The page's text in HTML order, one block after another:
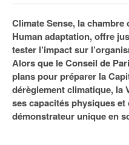
Institutions
Services urbains
Emploi
Attractivité
Innovation
Transport
75
77
Carnet
Nominations
Portraits
Agenda
Les Assises du Grand
Éditions précédentes
Le podcast
Ecouter les épisodes
Climate Sense, la
Human adaptation, offre
tester l’impact sur
Alors que le Conseil de
plans pour préparer la
dérèglement climatique, la
ses capacités physiques
démonstrateur unique en